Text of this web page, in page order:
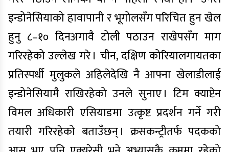
इन्डोनेसियाको हावापानी र भूगोलसँग परिचित हुन खेल
हुनु ८–१० दिनअगावै टोली पठाउन राखेपसँग माग
गरिरहेको उल्लेख गरे । चीन, दक्षिण कोरियालगायतका
प्रतिस्पर्धी मुलुकले अहिलेदेखि नै आफ्ना खेलाडीलाई
इन्डोनेसियामै राखिरहेको उनले सुनाए । टिम क्याप्टेन
विमल अधिकारी एसियाडमा उत्कृष्ट प्रदर्शन गर्ने गरी
तयारी गरिरहेको बताउँछन् । क्रसकन्ट्रीतर्फ पदकको